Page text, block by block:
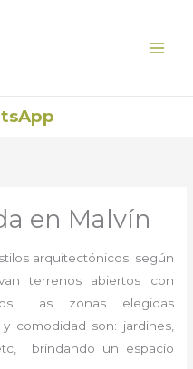
en Malvín
arquitectónicos; según
terrenos abiertos con
Las zonas elegidas
comodidad son: jardines,
brindando un espacio